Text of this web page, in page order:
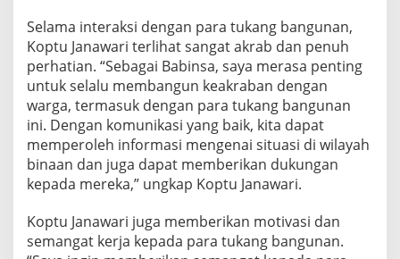
g
B
a
n
g
u
n
a
n
d
s
a
Selama interaksi dengan para tukang bangunan,
Koptu Janawari terlihat sangat akrab dan penuh
perhatian. “Sebagai Babinsa, saya merasa penting
untuk selalu membangun keakraban dengan
warga, termasuk dengan para tukang bangunan
ini. Dengan komunikasi yang baik, kita dapat
memperoleh informasi mengenai situasi di wilayah
binaan dan juga dapat memberikan dukungan
kepada mereka,” ungkap Koptu Janawari.
Koptu Janawari juga memberikan motivasi dan
semangat kerja kepada para tukang bangunan.